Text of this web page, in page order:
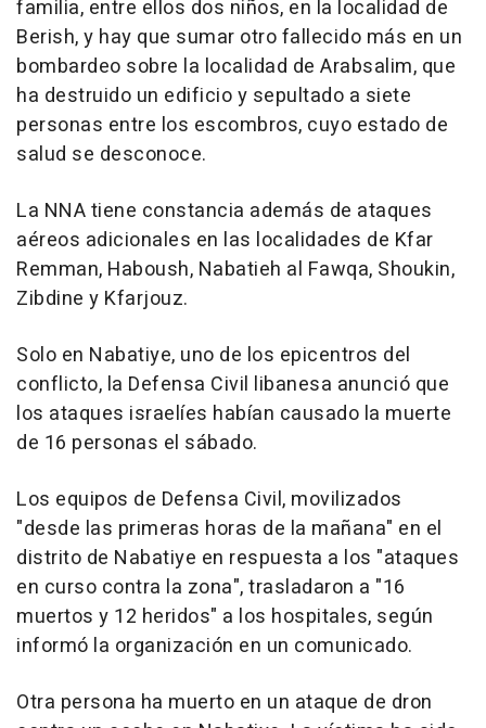
familia, entre ellos dos niños, en la localidad de
Berish, y hay que sumar otro fallecido más en un
bombardeo sobre la localidad de Arabsalim, que
ha destruido un edificio y sepultado a siete
personas entre los escombros, cuyo estado de
salud se desconoce.
La NNA tiene constancia además de ataques
aéreos adicionales en las localidades de Kfar
Remman, Haboush, Nabatieh al Fawqa, Shoukin,
Zibdine y Kfarjouz.
Solo en Nabatiye, uno de los epicentros del
conflicto, la Defensa Civil libanesa anunció que
los ataques israelíes habían causado la muerte
de 16 personas el sábado.
Los equipos de Defensa Civil, movilizados
"desde las primeras horas de la mañana" en el
distrito de Nabatiye en respuesta a los "ataques
en curso contra la zona", trasladaron a "16
muertos y 12 heridos" a los hospitales, según
informó la organización en un comunicado.
Otra persona ha muerto en un ataque de dron